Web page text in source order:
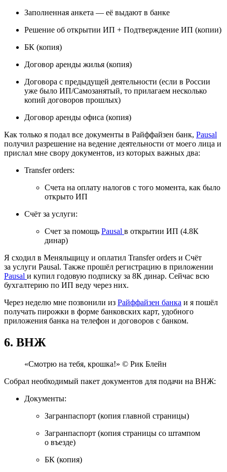
Заполненная анкета — её выдают в банке
Решение об открытии ИП + Подтверждение ИП (копии)
БК (копия)
Договор аренды жилья (копия)
Договора с предыдущей деятельности (если в России
уже было ИП/Самозанятый, то прилагаем несколько
копий договоров прошлых)
Договор аренды офиса (копия)
Как только я подал все документы в Райффайзен банк, Pausal
получил разрешение на ведение деятельности от моего лица и
прислал мне свору документов, из которых важных два:
Transfer orders:
Счета на оплату налогов с того момента, как было
открыто ИП
Счёт за услуги:
Счет за помощь Pausal в открытии ИП (4.8К
динар)
Я сходил в Меняльщицу и оплатил Transfer orders и Счёт
за услуги Pausal. Также прошёл регистрацию в приложении
Pausal и купил годовую подписку за 8К динар. Сейчас всю
бухгалтерию по ИП веду через них.
Через неделю мне позвонили из Райффайзен банка и я пошёл
получать пирожки в форме банковских карт, удобного
приложения банка на телефон и договоров с банком.
6. ВНЖ
«Смотрю на тебя, крошка!» © Рик Блейн
Собрал необходимый пакет документов для подачи на ВНЖ:
Документы:
Загранпаспорт (копия главной страницы)
Загранпаспорт (копия страницы со штампом
о въезде)
БК (копия)